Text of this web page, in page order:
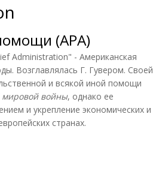
(АРА)
Administration" - Американская
Возглавлялась Г. Гувером. Своей
и всякой иной помощи
мировой войны, однако ее
и укрепление экономических и
странах.